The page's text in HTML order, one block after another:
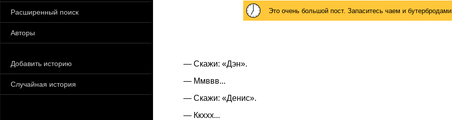
Расширенный поиск
Авторы
Добавить историю
Случайная история
Это очень большой пост. Запаситесь чаем и бутербродами.
— Скажи: «Дэн».
— Ммввв...
— Скажи: «Денис».
— Ккххх...